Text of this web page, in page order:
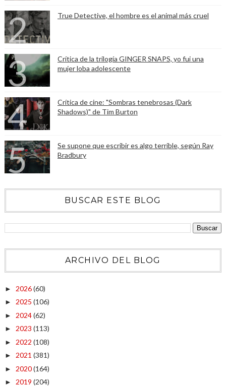
True Detective, el hombre es el animal más cruel
Crítica de la trilogía GINGER SNAPS, yo fui una
mujer loba adolescente
Crítica de cine: "Sombras tenebrosas (Dark
Shadows)" de Tim Burton
Se supone que escribir es algo terrible, según Ray
Bradbury
BUSCAR ESTE BLOG
ARCHIVO DEL BLOG
► 2026(60)
► 2025 (106)
► 2024(62)
► 2023 (113)
► 2022 (108)
► 2021 (381)
► 2020(164)
► 2019 (204)